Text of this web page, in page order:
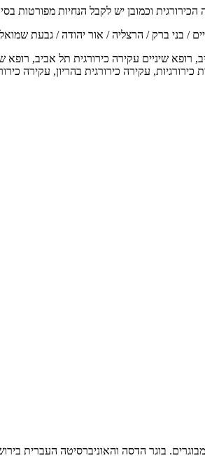
וכמובן יש לקבל הנחיות מפורטות
/ בני ברק / הרצליה / אור יהודה / גבעת שמואל
רופא שיניים עקירה כירורגית תל אביב, רופא
עקירה כירורגית בהריון, עקירה
בוגר הדסה והאוניברסיטה העברית